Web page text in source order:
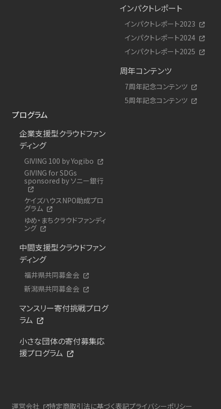
インパクトレポート
インパクトレポート2023
インパクトレポート2024
インパクトレポート2025
周年コンテンツ
7周年記念コンテンツ
5周年記念コンテンツ
プログラム
企業支援型クラウドファン
ディング
GIVING 100 by Yogibo
GIVING for SDGs
sponsored by ソニー銀行
ケイズハウスNPO助成プロ
グラム
ゆめ・まちクラウドファンディ
ング
中間支援型クラウドファン
ディング
福井県共同募金会
新潟県共同募金会
マンスリー寄付挑戦プログ
ラム
小さな団体の寄付募集応
援プログラム
運営会社 特定商取引法に基づく表記プライバシーポリシー